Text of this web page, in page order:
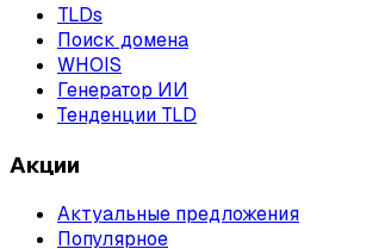
TLDs
Поиск домена
WHOIS
Генератор ИИ
Тенденции TLD
Акции
Актуальные предложения
Популярное